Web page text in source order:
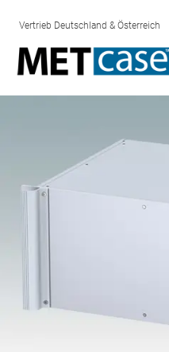
Vertrieb Deutschland & Österreich